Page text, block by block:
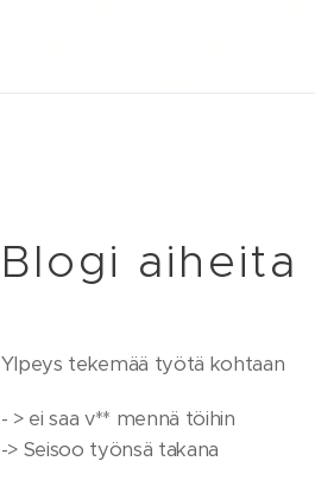
Blogi aiheita
Ylpeys tekemää työtä kohtaan
- > ei saa v** mennä töihin
-> Seisoo työnsä takana